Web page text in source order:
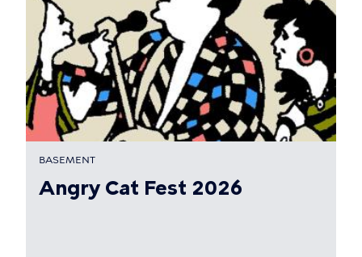
BASEMENT
Angry Cat Fest 2026